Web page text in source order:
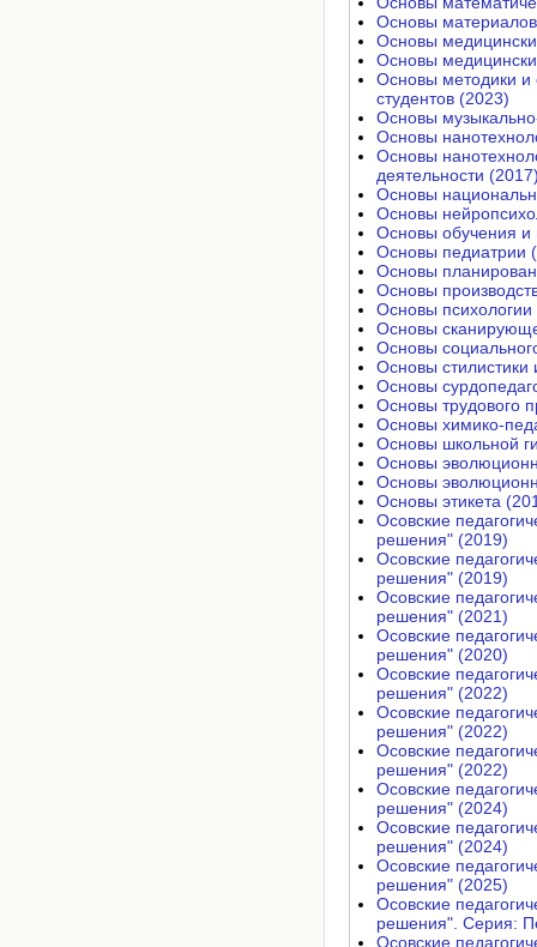
Основы
Основы
Основы
Основы методики и
студентов (2023)
Основы
Основы
Основы
деятельности
Основы
Основы
Основы обучения и
Основы педиатрии
Основы
Основы
Основы
Основы
Основы
Основы стилистики
Основы
Основы трудового
Основы химико-
Основы школьной
Основы
Основы
Основы этикета
Осовские
решения" (2019)
Осовские
решения" (2019)
Осовские
решения" (2021)
Осовские
решения" (2020)
Осовские
решения" (2022)
Осовские
решения" (2022)
Осовские
решения" (2022)
Осовские
решения" (2024)
Осовские
решения" (2024)
Осовские
решения" (2025)
Осовские
решения". Серия:
Осовские